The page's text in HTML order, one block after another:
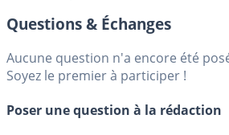
Questions & Échanges
Aucune question n'a encore été
Soyez le premier à participer !
Poser une question à la rédaction